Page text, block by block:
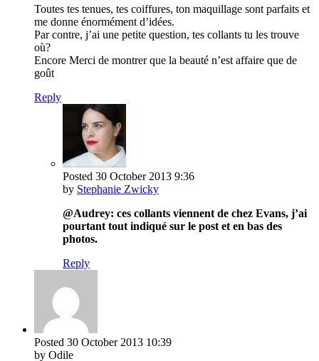
Toutes tes tenues, tes coiffures, ton maquillage sont parfaits et
me donne énormément d’idées.
Par contre, j’ai une petite question, tes collants tu les trouve
où?
Encore Merci de montrer que la beauté n’est affaire que de
goût
Reply
Posted 30 October 2013 9:36
by Stephanie Zwicky
@Audrey: ces collants viennent de chez Evans, j’ai
pourtant tout indiqué sur le post et en bas des
photos.
Reply
Posted 30 October 2013 10:39
by Odile